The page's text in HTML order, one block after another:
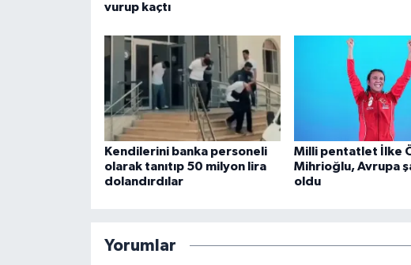
vurup kaçtı
Kendilerini banka personeli
olarak tanıtıp 50 milyon lira
dolandırdılar
Milli pentatlet İlke
Mihrioğlu, Avrupa
oldu
Yorumlar